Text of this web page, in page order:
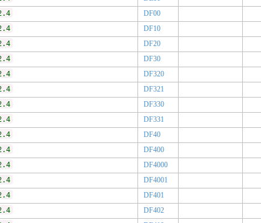
DF00
DF10
DF20
DF30
DF320
DF321
DF330
DF331
DF40
DF400
DF4000
DF4001
DF401
DF402